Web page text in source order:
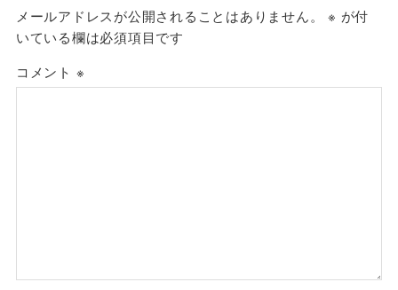
メールアドレスが公開されることはありません。 ※ が付
いている欄は必須項目です
コメント ※